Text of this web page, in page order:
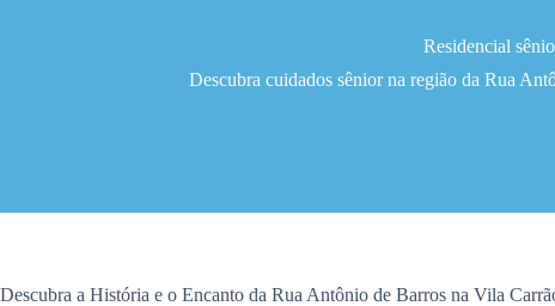
Residencial
Descubra cuidados sênior na região da Rua
Descubra a História e o Encanto da Rua Antônio de Barros na Vila